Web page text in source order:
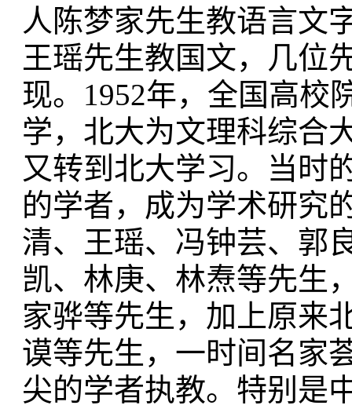
人陈梦家先生教语言文
王瑶先生教国文，几位
现。1952年，全国高校
学，北大为文理科综合
又转到北大学习。当时
的学者，成为学术研究
清、王瑶、冯钟芸、郭
凯、林庚、林焘等先生
家骅等先生，加上原来
谟等先生，一时间名家
尖的学者执教。特别是